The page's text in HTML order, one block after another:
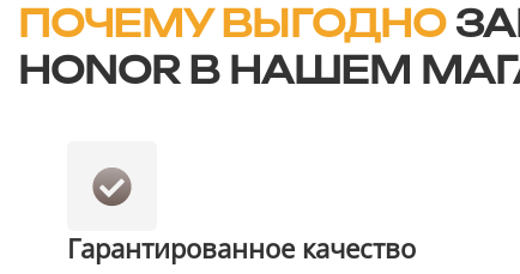
ПОЧЕМУ ВЫГОДНО
HONOR В НАШЕМ
Гарантированное качество